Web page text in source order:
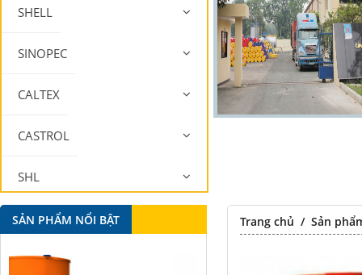
SHELL
SINOPEC
CALTEX
CASTROL
SHL
MOBIL Trang chủ /Sản
SẢN PHẨM NỔI BẬT